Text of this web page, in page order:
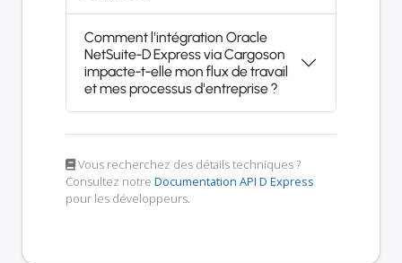
Comment l'intégration Oracle
NetSuite-D Express via Cargoson
impacte-t-elle mon flux de travail
et mes processus d'entreprise ?
Vous recherchez des détails techniques ?
Consultez notre Documentation API D Express
pour les développeurs.